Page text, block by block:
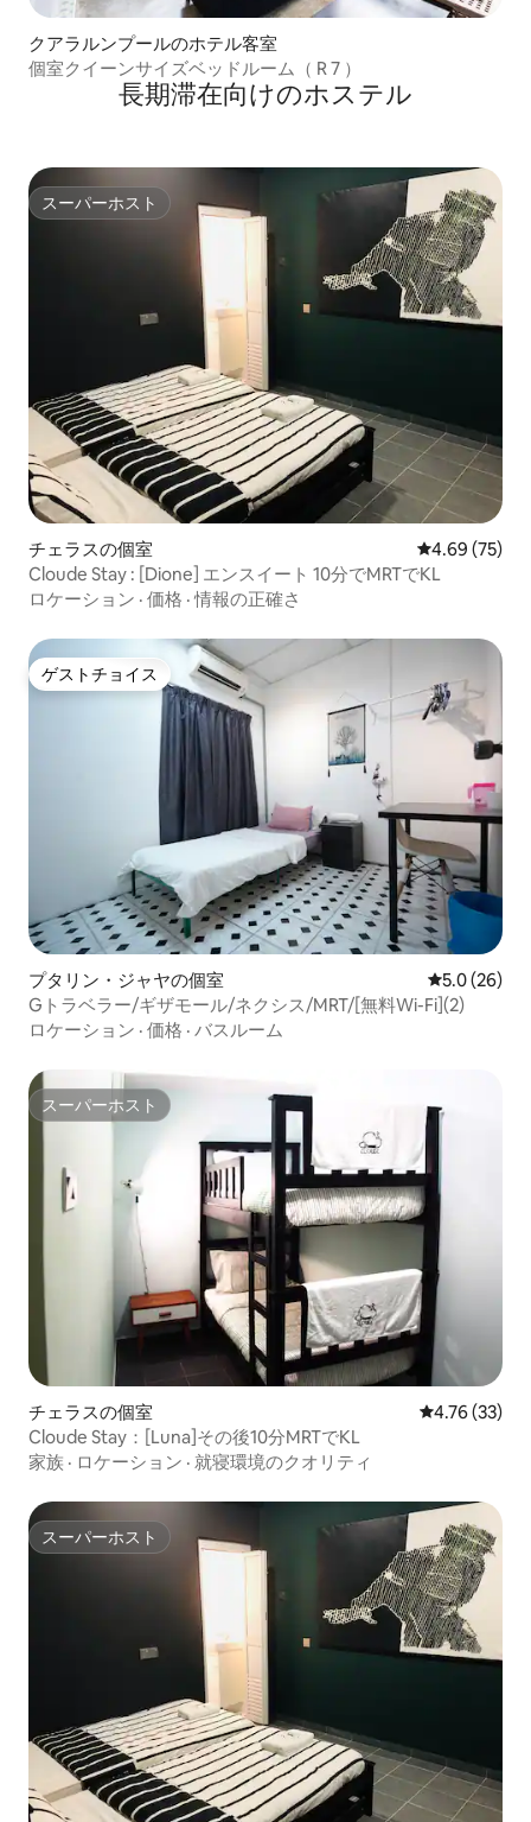
クアラルンプールのホテル客室
個室クイーンサイズベッドルーム（ R 7 ）
長期滞在向けのホステル
スーパーホスト
スーパーホスト
チェラスの個室 レビュー75
4.69 (75)
Cloude Stay : [Dione] エンスイート 10分でMRTでKL
ロケーション · 価格 ·情報の正確さ
ゲストチョイス
ゲストチョイス
プタリン・ジャヤの個室 レビュー26
5.0 (26)
Gトラベラー/ギザモール/ネクシス/MRT/[無料Wi-Fi](2)
ロケーション · 価格 · バスルーム
スーパーホスト
スーパーホスト
チェラスの個室 レビュー33
4.76 (33)
Cloude Stay：[Luna]その後10分MRTでKL
家族 · ロケーション · 就寝環境のクオリティ
スーパーホスト
スーパーホスト